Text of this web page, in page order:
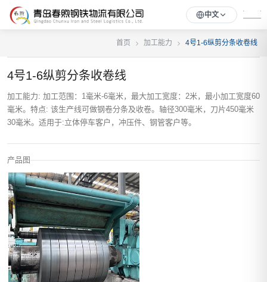
中文
首页 加工能力 4号1-6纵剪分条收卷线
4号1-6纵剪分条收卷线
加工能力: 加工范围：1毫米-6毫米，最大加工宽度：2米，最小加工宽度60
毫米。特点: 该生产线可做钢卷分条及收卷。轴径300毫米，刀片450毫米
30毫米。适用于:立体停车客户，冲压件、钢管客户等。
产品图